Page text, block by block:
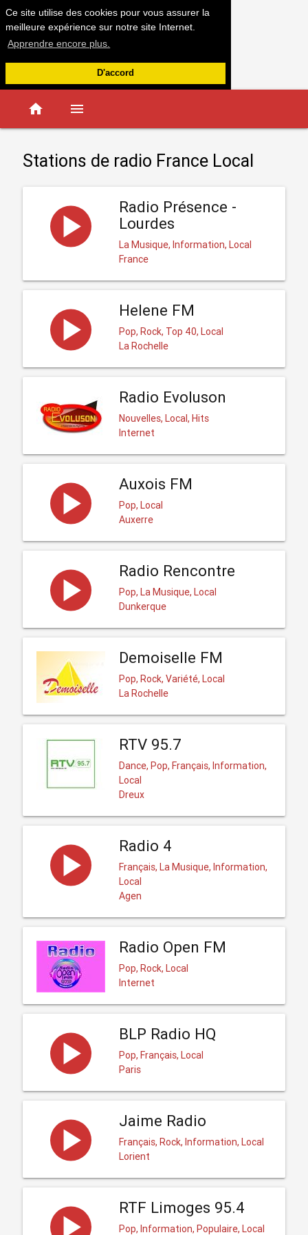
Ce site utilise des cookies pour vous assurer la
meilleure expérience sur notre site Internet.
Apprendre encore plus.
D'accord
home menu
Stations de radio France Local
Radio Présence -
Lourdes
La Musique, Information, Local
France
Helene FM
Pop, Rock, Top 40, Local
La Rochelle
Radio Evoluson
Nouvelles, Local, Hits
Internet
Auxois FM
Pop, Local
Auxerre
Radio Rencontre
Pop, La Musique, Local
Dunkerque
Demoiselle FM
Pop, Rock, Variété, Local
La Rochelle
RTV 95.7
Dance, Pop, Français, Information,
Local
Dreux
Radio 4
Français, La Musique, Information,
Local
Agen
Radio Open FM
Pop, Rock, Local
Internet
BLP Radio HQ
Pop, Français, Local
Paris
Jaime Radio
Français, Rock, Information, Local
Lorient
RTF Limoges 95.4
Pop, Information, Populaire, Local